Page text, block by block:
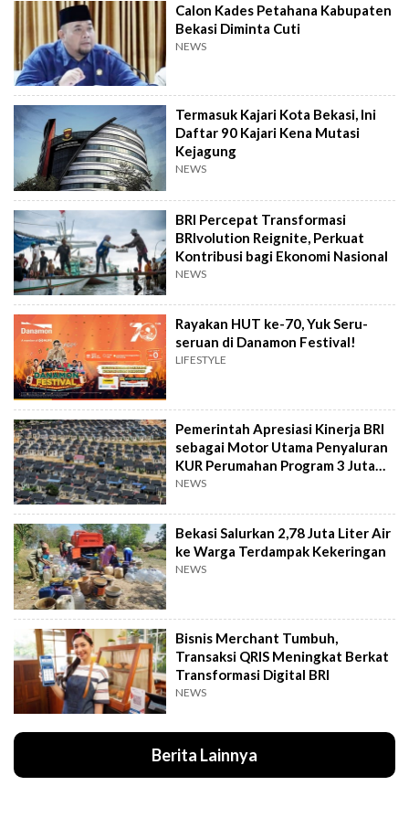
Calon Kades Petahana Kabupaten
Bekasi Diminta Cuti
NEWS
Termasuk Kajari Kota Bekasi, Ini
Daftar 90 Kajari Kena Mutasi
Kejagung
NEWS
BRI Percepat Transformasi
BRIvolution Reignite, Perkuat
Kontribusi bagi Ekonomi Nasional
NEWS
Rayakan HUT ke-70, Yuk Seru-
seruan di Danamon Festival!
LIFESTYLE
Pemerintah Apresiasi Kinerja BRI
sebagai Motor Utama Penyaluran
KUR Perumahan Program 3 Juta
Rumah
NEWS
Bekasi Salurkan 2,78 Juta Liter Air
ke Warga Terdampak Kekeringan
NEWS
Bisnis Merchant Tumbuh,
Transaksi QRIS Meningkat Berkat
Transformasi Digital BRI
NEWS
Berita Lainnya